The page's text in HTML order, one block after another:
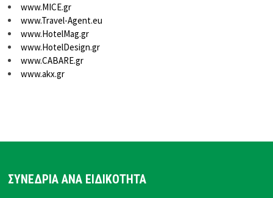
www.MICE.gr
www.Travel-Agent.eu
www.HotelMag.gr
www.HotelDesign.gr
www.CABARE.gr
www.akx.gr
ΣΥΝΕΔΡΙΑ ΑΝΑ ΕΙΔΙΚΟΤΗΤΑ